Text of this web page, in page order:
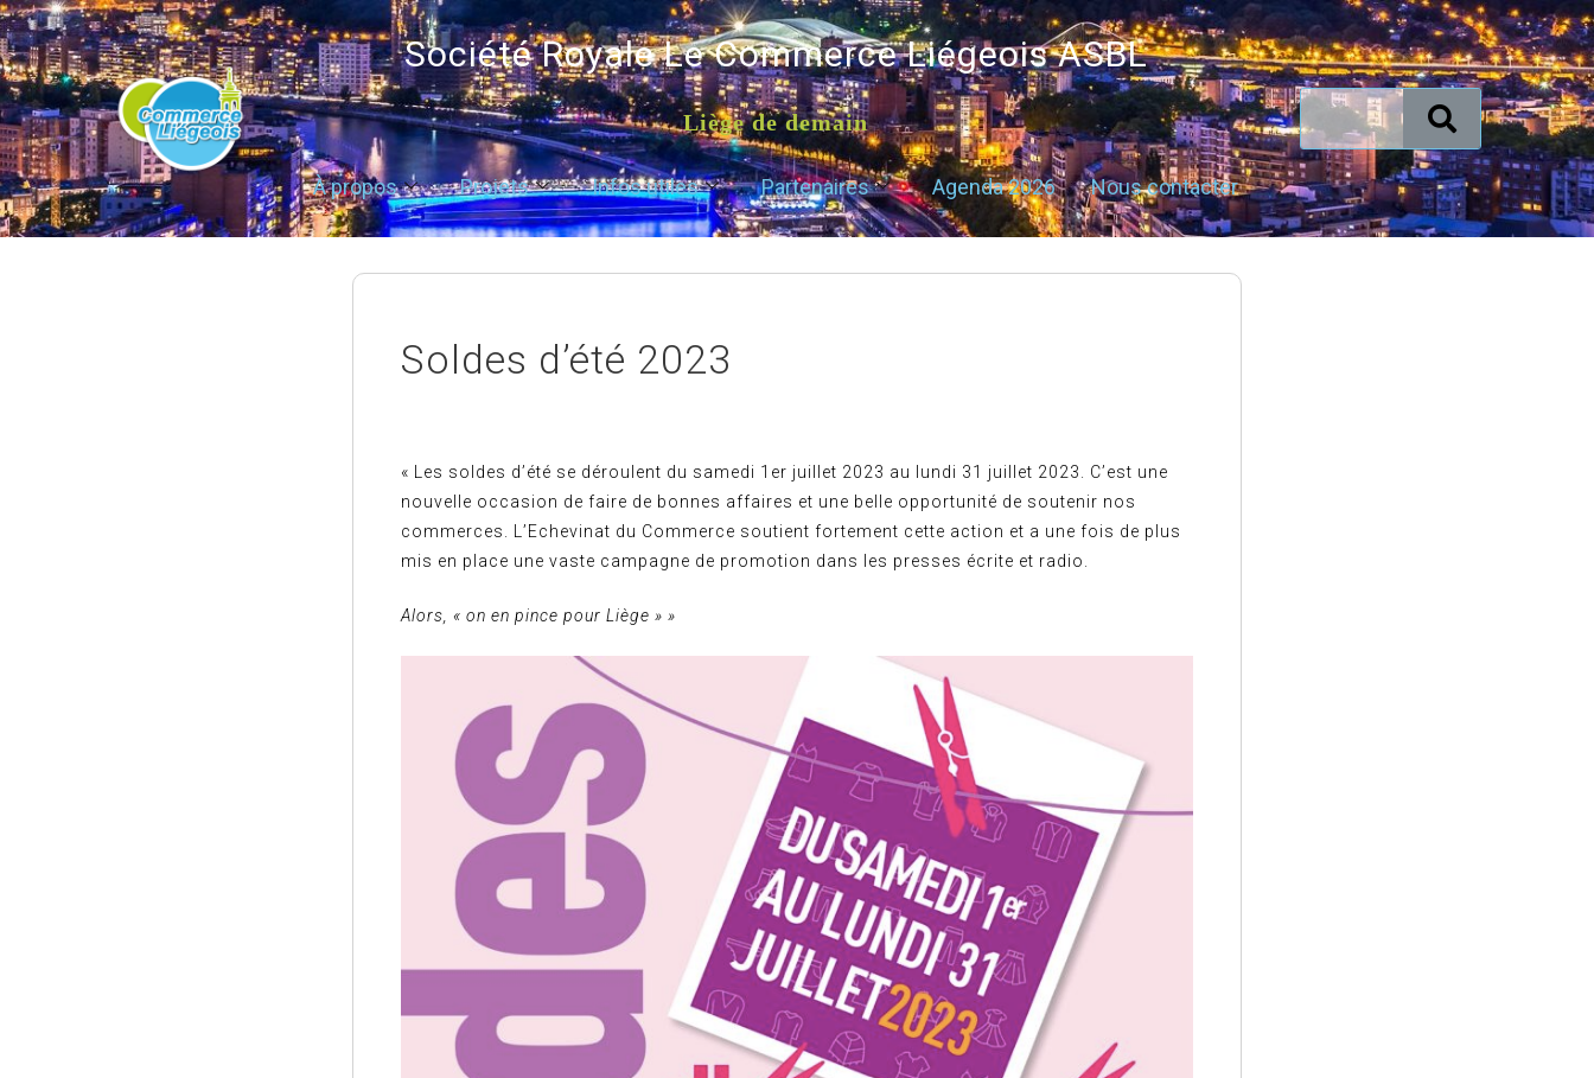
Société Royale Le Commerce Liégeois ASBL
Liège de demain
À propos Projets Infos utiles Partenaires Agenda 2026 Nous contacter
Soldes d’été 2023
« Les soldes d’été se déroulent du samedi 1er juillet 2023 au lundi 31 juillet 2023. C’est une
nouvelle occasion de faire de bonnes affaires et une belle opportunité de soutenir nos
commerces. L’Echevinat du Commerce soutient fortement cette action et a une fois de plus
mis en place une vaste campagne de promotion dans les presses écrite et radio.
Alors, « on en pince pour Liège » »